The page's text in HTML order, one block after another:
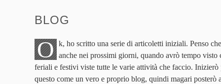
BLOG
O k, ho scritto una serie di articoletti iniziali. Penso
anche nei prossimi giorni, quando avrò tempo
feriali e festivi viste tutte le varie attività che faccio. Inizierò
questo come un vero e proprio blog, quindi magari posterò